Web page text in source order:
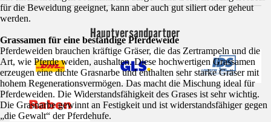
für die Beweidung geeignet, kann aber auch gut siliert oder geheut
werden.
Grassamen für eine beständige Pferdeweide
Pferdeweiden brauchen kräftige Gräser, die das Zertrampeln und die
Art, wie Pferde weiden, aushalten. Diese hochwertigen Grassamen
erzeugen eine dichte Grasnarbe und enthalten sehr starke Gräser mit
hohem Regenerationsvermögen. Das macht die Mischung ideal für
Pferdeweiden. Die Widerstandsfähigkeit des Grases ist sehr wichtig.
Die Grasnarbe gewinnt an Festigkeit und ist widerstandsfähiger gegen
„die Gewalt“ der Pferdehufe.
Hauptversandpartner